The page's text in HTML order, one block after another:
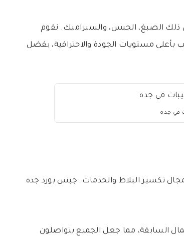
ذلك الصبغ، الجبس، والسيراميك. نقوم
مستويات الجودة والاحترافية، بفضل
في جده
تكسير البلاط والخدمات. جبس بورد جده
السابقة، مما جعل الجميع يتواصلون